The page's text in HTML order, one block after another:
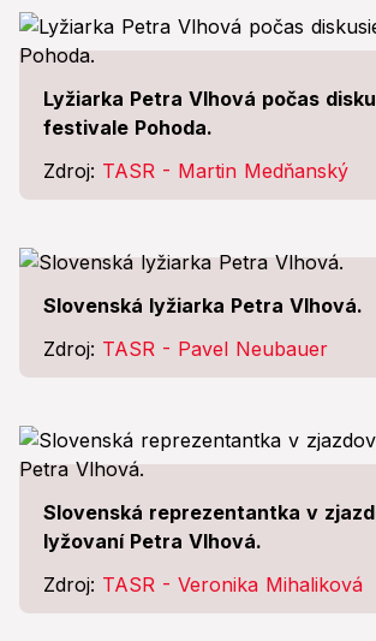
Lyžiarka Petra Vlhová počas
festivale Pohoda.
Zdroj: TASR - Martin Medňanský
Slovenská lyžiarka Petra Vlhová.
Zdroj: TASR - Pavel Neubauer
Slovenská reprezentantka v
lyžovaní Petra Vlhová.
Zdroj: TASR - Veronika Mihaliková